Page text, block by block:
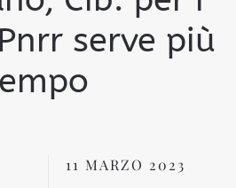
serve più
11 MARZO 2023